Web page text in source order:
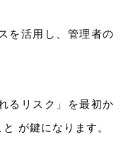
を活用し、管理者の
るリスク」を最初か
が鍵になります。